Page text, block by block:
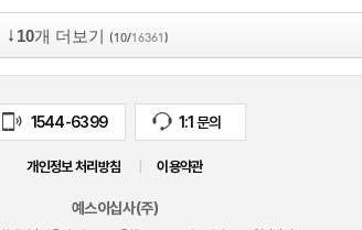
10개 더보기 (10/16361)
1544-6399 1:1 문의
개인정보 처리방침 이용약관
예스이십사(주)